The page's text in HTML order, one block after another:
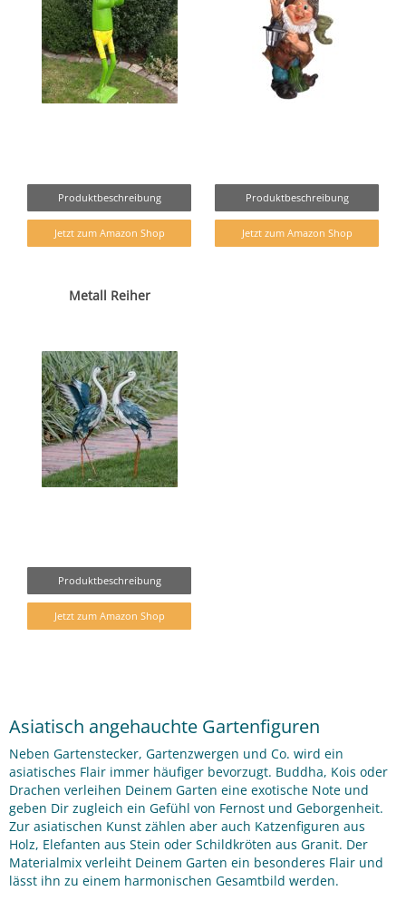
Produktbeschreibung
Jetzt zum Amazon Shop
Produktbeschreibung
Jetzt zum Amazon Shop
Metall Reiher
Produktbeschreibung
Jetzt zum Amazon Shop
Asiatisch angehauchte Gartenfiguren
Neben Gartenstecker, Gartenzwergen und Co. wird ein
asiatisches Flair immer häufiger bevorzugt. Buddha, Kois oder
Drachen verleihen Deinem Garten eine exotische Note und
geben Dir zugleich ein Gefühl von Fernost und Geborgenheit.
Zur asiatischen Kunst zählen aber auch Katzenfiguren aus
Holz, Elefanten aus Stein oder Schildkröten aus Granit. Der
Materialmix verleiht Deinem Garten ein besonderes Flair und
lässt ihn zu einem harmonischen Gesamtbild werden.